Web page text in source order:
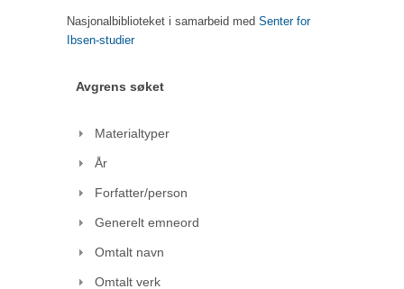
Nasjonalbiblioteket i samarbeid med Senter for
Ibsen-studier
Avgrens søket
Materialtyper
År
Forfatter/person
Generelt emneord
Omtalt navn
Omtalt verk